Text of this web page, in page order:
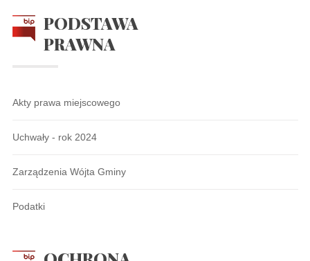
PODSTAWA
PRAWNA
Akty prawa miejscowego
Uchwały - rok 2024
Zarządzenia Wójta Gminy
Podatki